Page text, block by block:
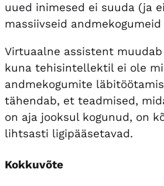
uued inimesed ei suuda (ja
massiivseid
Virtuaalne assistent muudab
kuna tehisintellektil ei ole
andmekogumite
tähendab, et teadmised,
on aja jooksul kogunud, on
lihtsasti ligipääsetavad.
Kokkuvõte